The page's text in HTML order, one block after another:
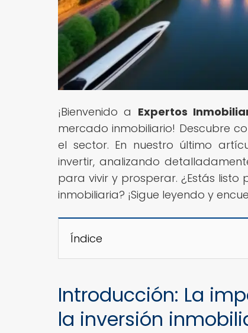
¡Bienvenido a Expertos
mercado inmobiliario! Descubre
el sector. En nuestro último
invertir, analizando
para vivir y prosperar. ¿Estás
inmobiliaria? ¡Sigue leyendo y
Índice
Introducción: La
la inversión